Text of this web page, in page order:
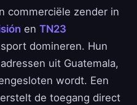
commerciële zender in
en TN23
domineren. Hun
uit Guatemala,
wordt. Een
de toegang direct